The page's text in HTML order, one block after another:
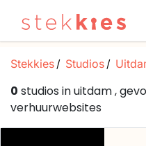
Stekkies Studios
0 studios in uitdam ,
verhuurwebsites